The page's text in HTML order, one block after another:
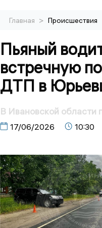
Главная > Происшествия
Пьяный
встречную
ДТП в
В Ивановской области
17/06/2026 10:30